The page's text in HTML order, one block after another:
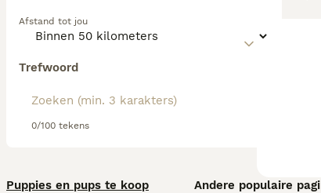
Afstand tot jou
Trefwoord
0/100 tekens
Puppies en pups te koop
Andere populaire